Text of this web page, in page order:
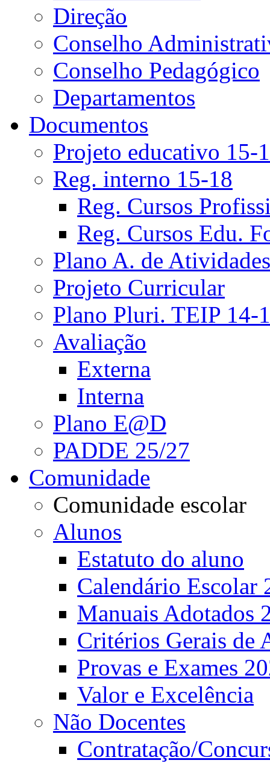
Direção
Conselho
Conselho Pedagógico
Departamentos
Documentos
Projeto educativo 15-
Reg. interno 15-18
Reg. Cursos
Reg. Cursos Edu.
Plano A. de Atividades
Projeto Curricular
Plano Pluri. TEIP 14-
Avaliação
Externa
Interna
Plano E@D
PADDE 25/27
Comunidade
Comunidade escolar
Alunos
Estatuto do aluno
Calendário Escolar
Manuais Adotados
Critérios Gerais de
Provas e Exames
Valor e Excelência
Não Docentes
Contratação/